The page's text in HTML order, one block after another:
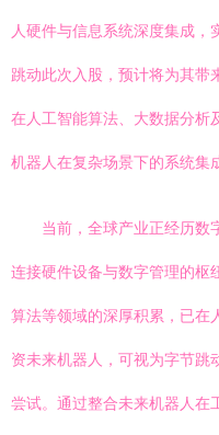
人硬件与信息系统深度集成
跳动此次入股，预计将为其带
在人工智能算法、大数据分析
机器人在复杂场景下的系统集
当前，全球产业正经历数
连接硬件设备与数字管理的枢
算法等领域的深厚积累，已在
资未来机器人，可视为字节跳
尝试。通过整合未来机器人在